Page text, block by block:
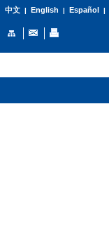
中文| English | Español |